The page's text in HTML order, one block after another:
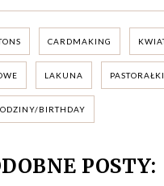
CARDMAKING
LAKUNA
BIRTHDAY
POSTY: